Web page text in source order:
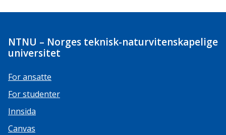
NTNU – Norges teknisk-naturvitenskapelige
universitet
For ansatte
For studenter
Innsida
Canvas